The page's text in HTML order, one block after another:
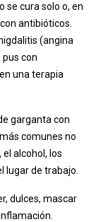
se cura solo o, en
antibióticos.
(angina
con
una terapia
garganta con
comunes no
alcohol, los
lugar de trabajo.
dulces, mascar